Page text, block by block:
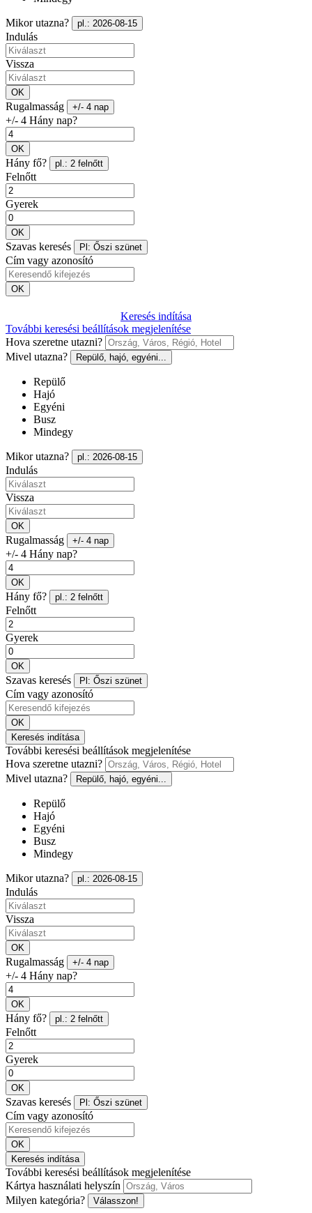
Mikor utazna? pl.: 2026-08-15
Indulás
Vissza
OK
Rugalmasság +/- 4 nap
+/- 4 Hány nap?
OK
Hány fő? pl.: 2 felnőtt
Felnőtt
Gyerek
OK
Szavas keresés Pl: Őszi szünet
Cím vagy azonosító
OK
Keresés indítása
További keresési beállítások megjelenítése
Hova szeretne utazni?
Mivel utazna?
Repülő, hajó, egyéni...
Repülő
Hajó
Egyéni
Busz
Mindegy
Mikor utazna? pl.: 2026-08-15
Indulás
Vissza
OK
Rugalmasság +/- 4 nap
+/- 4 Hány nap?
OK
Hány fő? pl.: 2 felnőtt
Felnőtt
Gyerek
OK
Szavas keresés Pl: Őszi szünet
Cím vagy azonosító
OK
Keresés indítása
További keresési beállítások megjelenítése
Hova szeretne utazni?
Mivel utazna?
Repülő, hajó, egyéni...
Repülő
Hajó
Egyéni
Busz
Mindegy
Mikor utazna? pl.: 2026-08-15
Indulás
Vissza
OK
Rugalmasság +/- 4 nap
+/- 4 Hány nap?
OK
Hány fő? pl.: 2 felnőtt
Felnőtt
Gyerek
OK
Szavas keresés Pl: Őszi szünet
Cím vagy azonosító
OK
Keresés indítása
További keresési beállítások megjelenítése
Kártya használati helyszín
Milyen kategória?
Válasszon!